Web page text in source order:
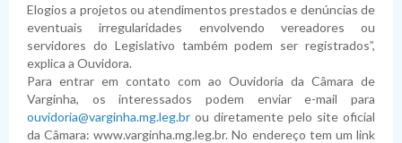
Elogios a projetos ou atendimentos prestados e denúncias de
eventuais irregularidades envolvendo vereadores ou
servidores do Legislativo também podem ser registrados”,
explica a Ouvidora.
Para entrar em contato com ao Ouvidoria da Câmara de
Varginha, os interessados podem enviar e-mail para
ouvidoria@varginha.mg.leg.br ou diretamente pelo site oficial
da Câmara: www.varginha.mg.leg.br. No endereço tem um link